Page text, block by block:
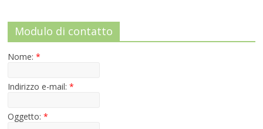
Modulo di contatto
Nome:*
Indirizzo e-mail:*
Oggetto:*